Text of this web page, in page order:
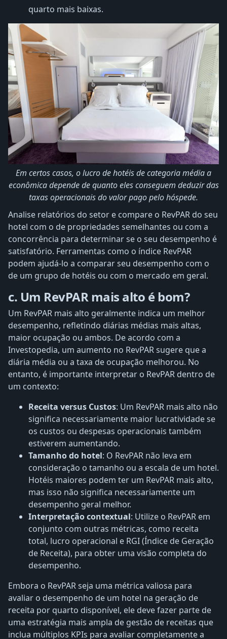
quarto mais baixas.
Em certos casos, o lucro de hotéis de categoria média a
econômica depende de quanto eles conseguem deduzir das
taxas operacionais do valor pago pelo hóspede.
Analise relatórios do setor e compare o RevPAR do seu
hotel com o de propriedades semelhantes ou com a
concorrência para determinar se o seu desempenho é
satisfatório. Ferramentas como o índice RevPAR
podem ajudá-lo a comparar seu desempenho com o
de um grupo de hotéis ou com o mercado em geral.
c. Um RevPAR mais alto é bom?
Um RevPAR mais alto geralmente indica um melhor
desempenho, refletindo diárias médias mais altas,
maior ocupação ou ambos. De acordo com a
Investopedia, um aumento no RevPAR sugere que a
diária média ou a taxa de ocupação melhorou. No
entanto, é importante interpretar o RevPAR dentro de
um contexto:
Receita versus Custos: Um RevPAR mais alto não
significa necessariamente maior lucratividade se
os custos ou despesas operacionais também
estiverem aumentando.
Tamanho do hotel: O RevPAR não leva em
consideração o tamanho ou a escala de um hotel.
Hotéis maiores podem ter um RevPAR mais alto,
mas isso não significa necessariamente um
desempenho geral melhor.
Interpretação contextual: Utilize o RevPAR em
conjunto com outras métricas, como receita
total, lucro operacional e RGI (Índice de Geração
de Receita), para obter uma visão completa do
desempenho.
Embora o RevPAR seja uma métrica valiosa para
avaliar o desempenho de um hotel na geração de
receita por quarto disponível, ele deve fazer parte de
uma estratégia mais ampla de gestão de receitas que
inclua múltiplos KPIs para avaliar completamente a